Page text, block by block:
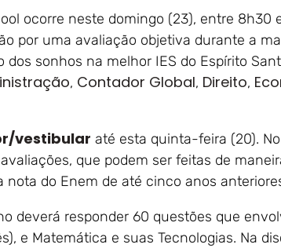
ocorre neste domingo (23), entre 8h30
por uma avaliação objetiva durante a
sonhos na melhor IES do Espírito
, Contador Global, Direito,
vestibular até esta quinta-feira (20).
que podem ser feitas de
do Enem de até cinco anos
deverá responder 60 questões que
e Matemática e suas Tecnologias. Na